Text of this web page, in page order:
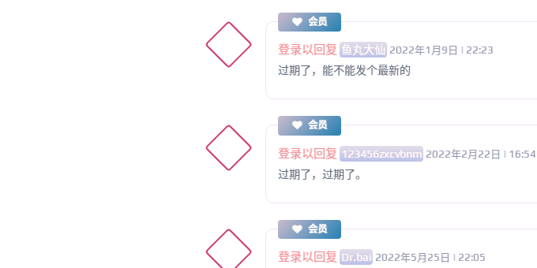
会员
登录以回复 鱼丸大仙 2022年1月9日 | 22:23
过期了，能不能发个最新的
会员
登录以回复 123456zxcvbnm 2022年2月22日 | 16:54
过期了，过期了。
会员
登录以回复 Dr.bai 2022年5月25日 | 22:05